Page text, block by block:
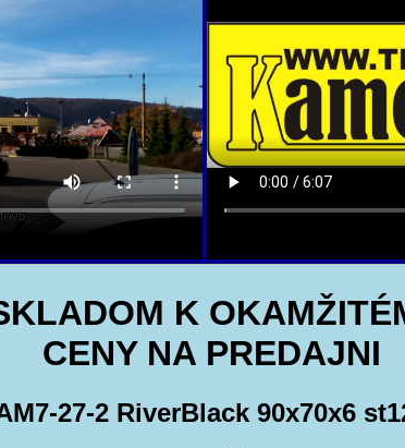
K
CENY NA PREDAJNI
27-2 RiverBlack 90x70x6